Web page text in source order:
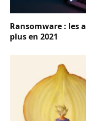
Ransomware : les
plus en 2021